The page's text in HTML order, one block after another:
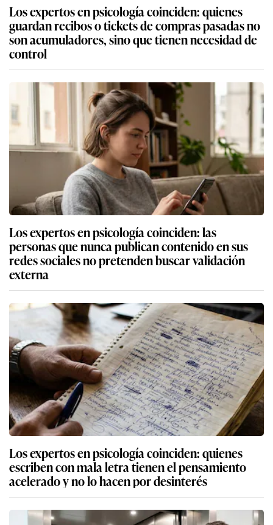
Los expertos en psicología coinciden: quienes
guardan recibos o tickets de compras pasadas no
son acumuladores, sino que tienen necesidad de
control
Los expertos en psicología coinciden: las
personas que nunca publican contenido en sus
redes sociales no pretenden buscar validación
externa
Los expertos en psicología coinciden: quienes
escriben con mala letra tienen el pensamiento
acelerado y no lo hacen por desinterés